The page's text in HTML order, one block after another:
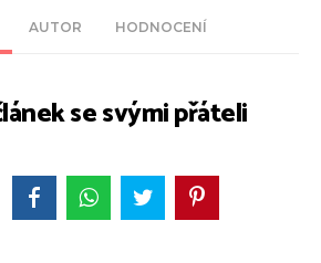
AUTOR HODNOCENÍ
se svými přáteli